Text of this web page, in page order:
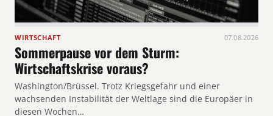
WIRTSCHAFT 07.08.2026
Sommerpause vor dem Sturm:
Wirtschaftskrise voraus?
Washington/Brüssel. Trotz Kriegsgefahr und einer
wachsenden Instabilität der Weltlage sind die Europäer in
diesen Wochen…